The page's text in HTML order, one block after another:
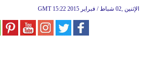
GMT 15:22 2015 الإثنين ,02 شباط / فبراير